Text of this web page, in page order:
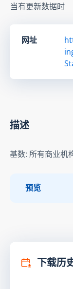
当有更新数据时
网址
描述
基数: 所有商业机
预览
下载历